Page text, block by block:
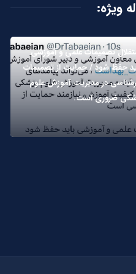
ویژه:
تصمیمات علمی و آموزشی
حفظ شود / حمایت از تصمیمات
در مدیریت آموزش علوم
ضروری است.